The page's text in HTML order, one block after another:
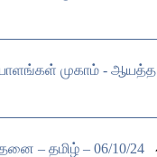
முகாம் -
– தமிழ் – 06/10/24